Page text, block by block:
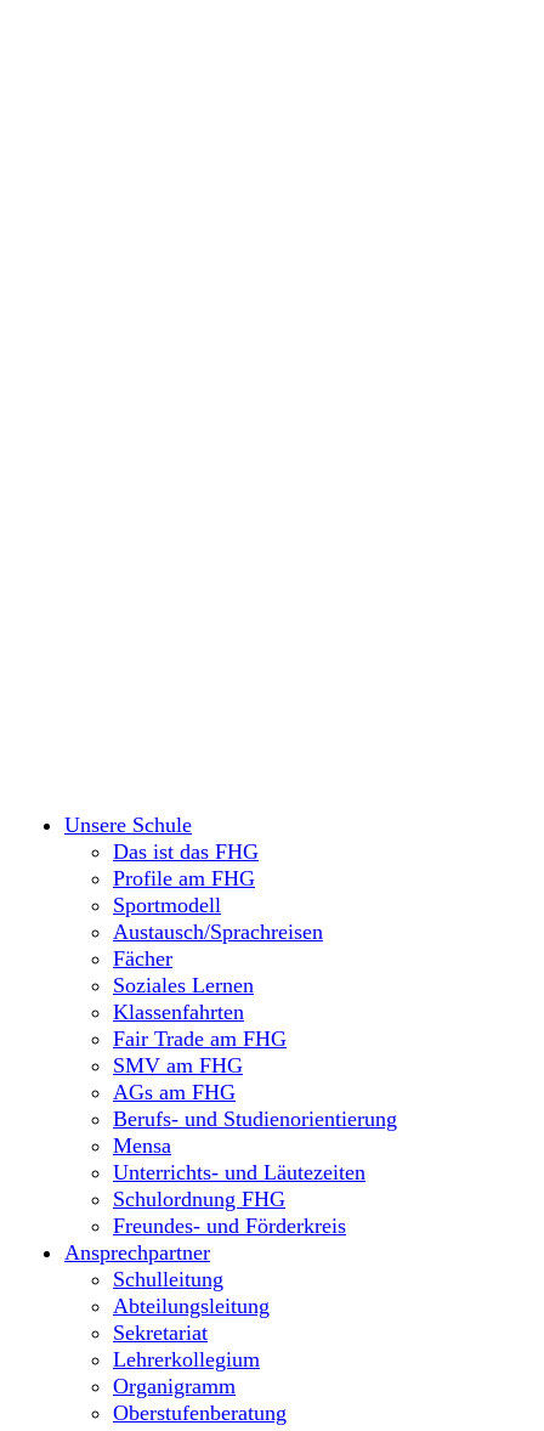
Unsere Schule
Das ist das FHG
Profile am FHG
Sportmodell
Austausch/Sprachreisen
Fächer
Soziales Lernen
Klassenfahrten
Fair Trade am FHG
SMV am FHG
AGs am FHG
Berufs- und Studienorientierung
Mensa
Unterrichts- und Läutezeiten
Schulordnung FHG
Freundes- und Förderkreis
Ansprechpartner
Schulleitung
Abteilungsleitung
Sekretariat
Lehrerkollegium
Organigramm
Oberstufenberatung